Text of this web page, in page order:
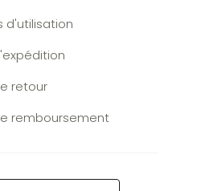
d'utilisation
retour
remboursement